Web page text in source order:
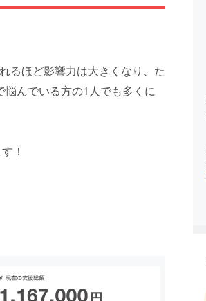
るほど影響力は大きくなり、た
んでいる方の1人でも多くに
！